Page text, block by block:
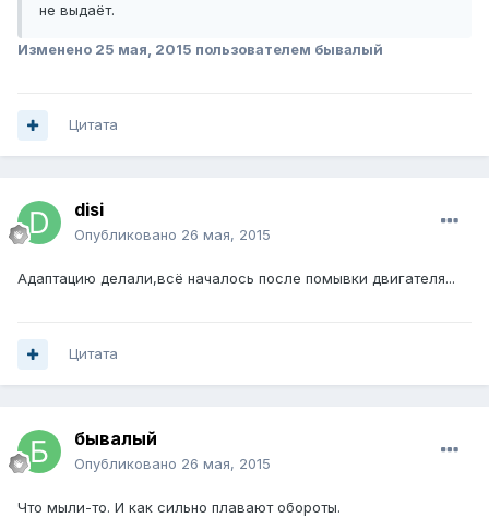
не выдаёт.
Изменено 25 мая, 2015 пользователем бывалый
Цитата
disi
Опубликовано 26 мая, 2015
Адаптацию делали,всё началось после помывки двигателя...
Цитата
бывалый
Опубликовано 26 мая, 2015
Что мыли-то. И как сильно плавают обороты.